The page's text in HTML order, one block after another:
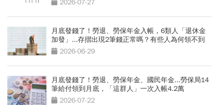
2026-07-27
月底發錢了！勞退、勞保年金入帳，6類人「退休金
加發」...存摺出現2筆錢正常嗎？有些人為何領不到
2026-06-29
月底發錢了！勞退、勞保年金、國民年金...勞保局14
筆給付領到月底，「這群人」一次入帳4.2萬
2026-07-22